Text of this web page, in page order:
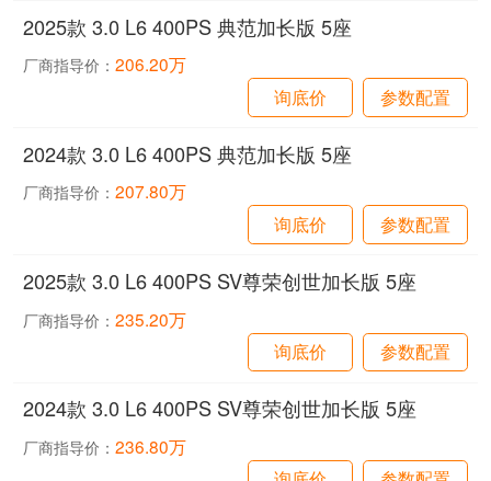
2025款 3.0 L6 400PS 典范加长版 5座
厂商指导价：206.20万
询底价
参数配置
2024款 3.0 L6 400PS 典范加长版 5座
厂商指导价：207.80万
询底价
参数配置
2025款 3.0 L6 400PS SV尊荣创世加长版 5座
厂商指导价：235.20万
询底价
参数配置
2024款 3.0 L6 400PS SV尊荣创世加长版 5座
厂商指导价：236.80万